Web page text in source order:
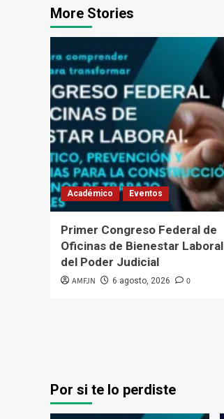
More Stories
Académico Eventos
Primer Congreso Federal de
Oficinas de Bienestar Laboral
del Poder Judicial
AMFJN 6 agosto, 2026 0
Por si te lo perdiste